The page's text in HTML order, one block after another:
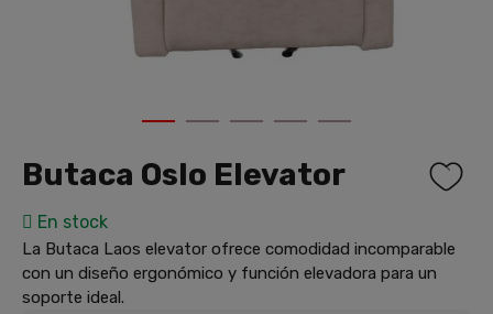
Butaca Oslo Elevator
En stock
La Butaca Laos elevator ofrece comodidad incomparable
con un diseño ergonómico y función elevadora para un
soporte ideal.